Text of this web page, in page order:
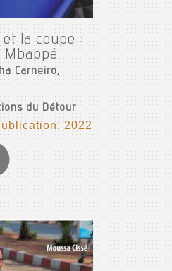
la coupe :
Mbappé
Carneiro,
du Détour
2022